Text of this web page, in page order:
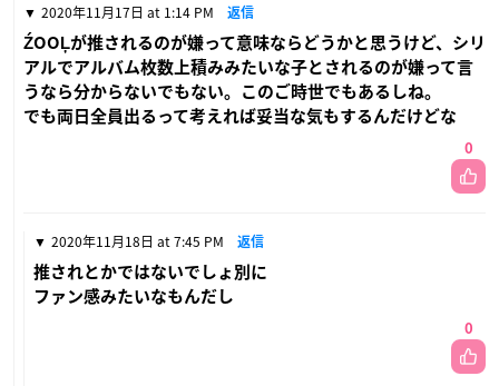
2020年11月17日 at 1:14 PM 返信
ŹOOĻが推されるのが嫌って意味ならどうかと思うけど、シリ
アルでアルバム枚数上積みみたいな子とされるのが嫌って言
うなら分からないでもない。このご時世でもあるしね。
でも両日全員出るって考えれば妥当な気もするんだけどな
0
2020年11月18日 at 7:45 PM 返信
推されとかではないでしょ別に
ファン感みたいなもんだし
0